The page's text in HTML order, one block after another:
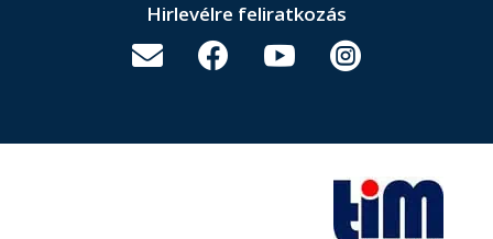
Hirlevélre feliratkozás
   